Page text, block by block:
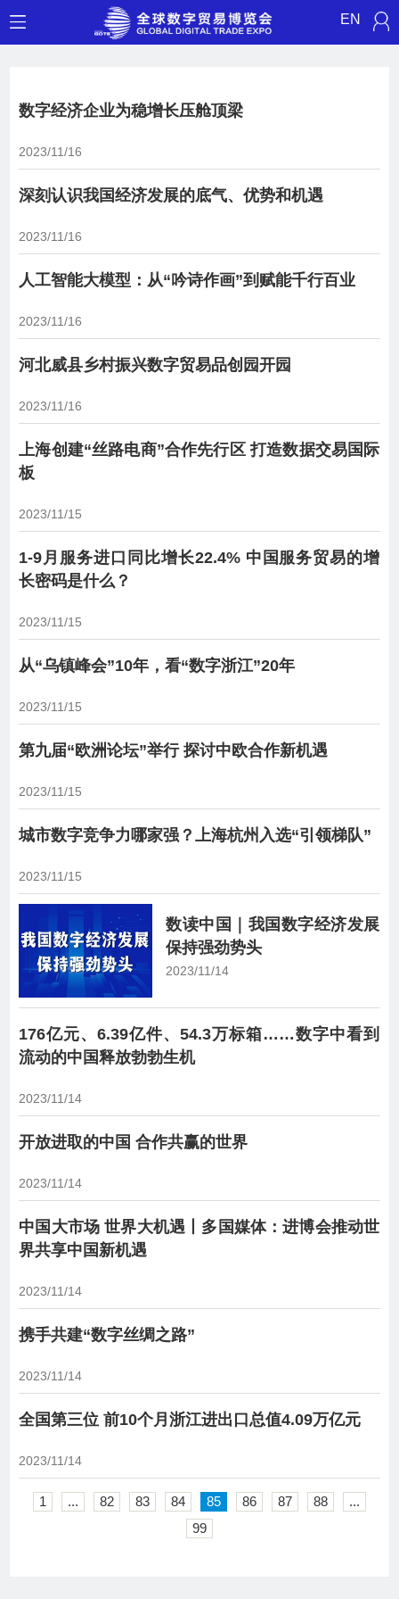
EN
数字经济企业为稳增长压舱顶梁
2023/11/16
深刻认识我国经济发展的底气、优势和机遇
2023/11/16
人工智能大模型：从“吟诗作画”到赋能千行百业
2023/11/16
河北威县乡村振兴数字贸易品创园开园
2023/11/16
上海创建“丝路电商”合作先行区 打造数据交易国际
板
2023/11/15
1-9月服务进口同比增长22.4% 中国服务贸易的增
长密码是什么？
2023/11/15
从“乌镇峰会”10年，看“数字浙江”20年
2023/11/15
第九届“欧洲论坛”举行 探讨中欧合作新机遇
2023/11/15
城市数字竞争力哪家强？上海杭州入选“引领梯队”
2023/11/15
数读中国｜我国数字经济发展
保持强劲势头
2023/11/14
176亿元、6.39亿件、54.3万标箱……数字中看到
流动的中国释放勃勃生机
2023/11/14
开放进取的中国 合作共赢的世界
2023/11/14
中国大市场 世界大机遇丨多国媒体：进博会推动世
界共享中国新机遇
2023/11/14
携手共建“数字丝绸之路”
2023/11/14
全国第三位 前10个月浙江进出口总值4.09万亿元
2023/11/14
1 ... 82 83 84 85 86 87 88
...
99